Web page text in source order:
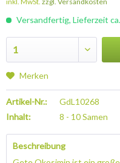
Versandfertig, Lieferzeit
Merken
Artikel-Nr.:
GdL10268
Inhalt:
8 - 10 Samen
Beschreibung